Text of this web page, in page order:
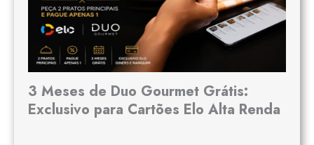
3 Meses de Duo Gourmet Grátis:
Exclusivo para Cartões Elo Alta Renda